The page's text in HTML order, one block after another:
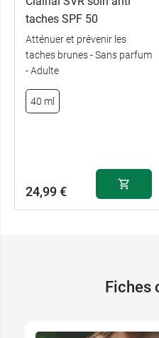
taches SPF 50
Atténuer et prévenir les
taches brunes - Sans parfum
- Adulte
40 ml
24,99 €
Fiches